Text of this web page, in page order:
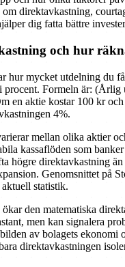
direktavkastning,
dig fatta bättre
och hur
hur mycket utdelning du
procent. Formeln är: (Årlig
en aktie kostar 100 kr
4%.
mellan olika aktier
kassaflöden som
högre direktavkastning
Genomsnittet på
statistik.
den matematiska
men kan signalera
av bolagets ekonomi
direktavkastningen